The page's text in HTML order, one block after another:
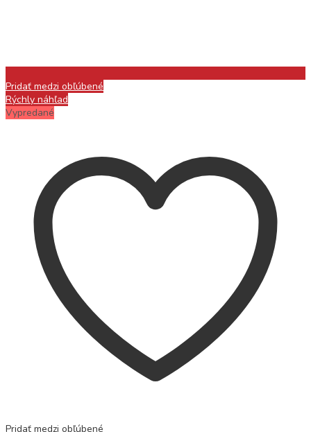
Pridať medzi obľúbené
Rýchly náhľad
Vypredané
Pridať medzi obľúbené